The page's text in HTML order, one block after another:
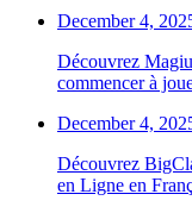
December 4,
Découvrez
commencer à
December 4,
Découvrez
en Ligne en